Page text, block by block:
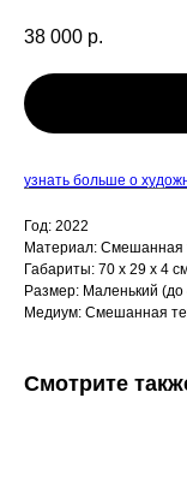
38 000 р.
узнать больше о
Год: 2022
Материал: Смешанная
Габариты: 70 х 29 х 4
Размер: Маленький (до
Медиум: Смешанная
Смотрите